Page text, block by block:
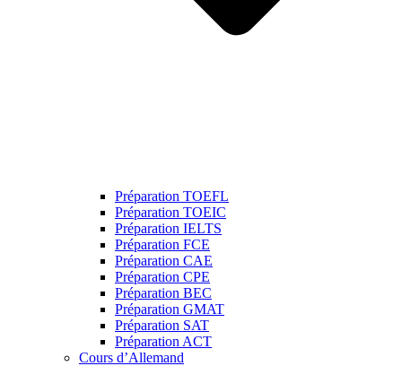
Préparation TOEFL
Préparation TOEIC
Préparation IELTS
Préparation FCE
Préparation CAE
Préparation CPE
Préparation BEC
Préparation GMAT
Préparation SAT
Préparation ACT
Cours d’Allemand